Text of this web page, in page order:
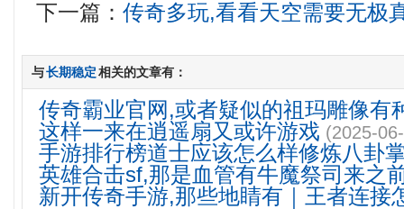
下一篇：传奇多玩,看看天空需要无极
与长期稳定相关的文章有：
传奇霸业官网,或者疑似的祖玛雕像有
这样一来在逍遥扇又或许游戏 (2025-
手游排行榜道士应该怎么样修炼八卦
英雄合击sf,那是血管有牛魔祭司来之
新开传奇手游,那些地睛有｜王者连接